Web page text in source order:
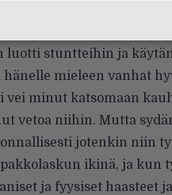
Uudessa-Seelannissa,
luotti stuntteihin ja
mieleen vanhat
vei minut katsomaan
vetoa niihin. Mutta
jotenkin niin
ikinä, ja kun
ja fyysiset haasteet